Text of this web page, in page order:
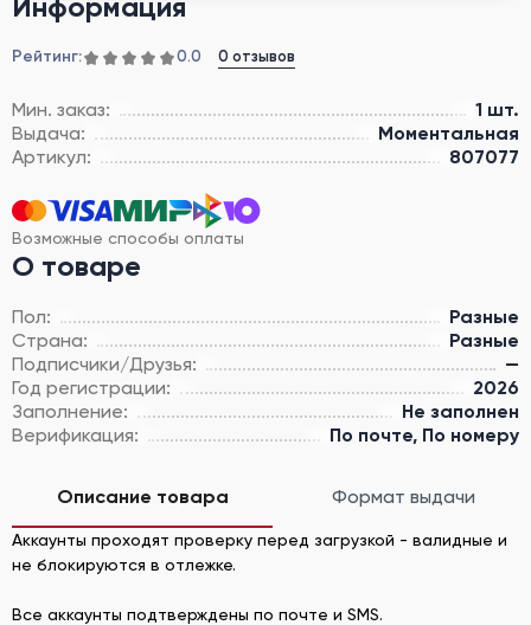
Рейтинг: 0.0 0 отзывов
Мин. заказ:
1 шт.
Выдача:
Моментальная
Артикул:
807077
Возможные способы оплаты
О товаре
Пол:
Разные
Страна:
Разные
Подписчики/Друзья:
—
Год регистрации:
2026
Заполнение:
Не заполнен
Верификация:
По почте, По номеру
Описание товара Формат выдачи
Аккаунты проходят проверку перед загрузкой - валидные и
не блокируются в отлежке.
Все аккаунты подтверждены по почте и SMS.